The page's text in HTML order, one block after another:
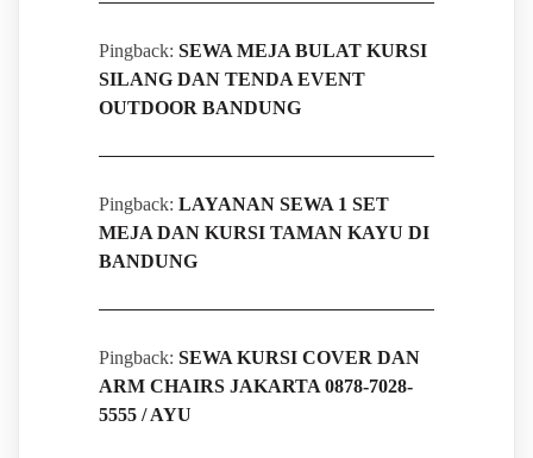
Pingback: SEWA MEJA BULAT KURSI
SILANG DAN TENDA EVENT
OUTDOOR BANDUNG
Pingback: LAYANAN SEWA 1 SET
MEJA DAN KURSI TAMAN KAYU DI
BANDUNG
Pingback: SEWA KURSI COVER DAN
ARM CHAIRS JAKARTA 0878-7028-
5555 / AYU